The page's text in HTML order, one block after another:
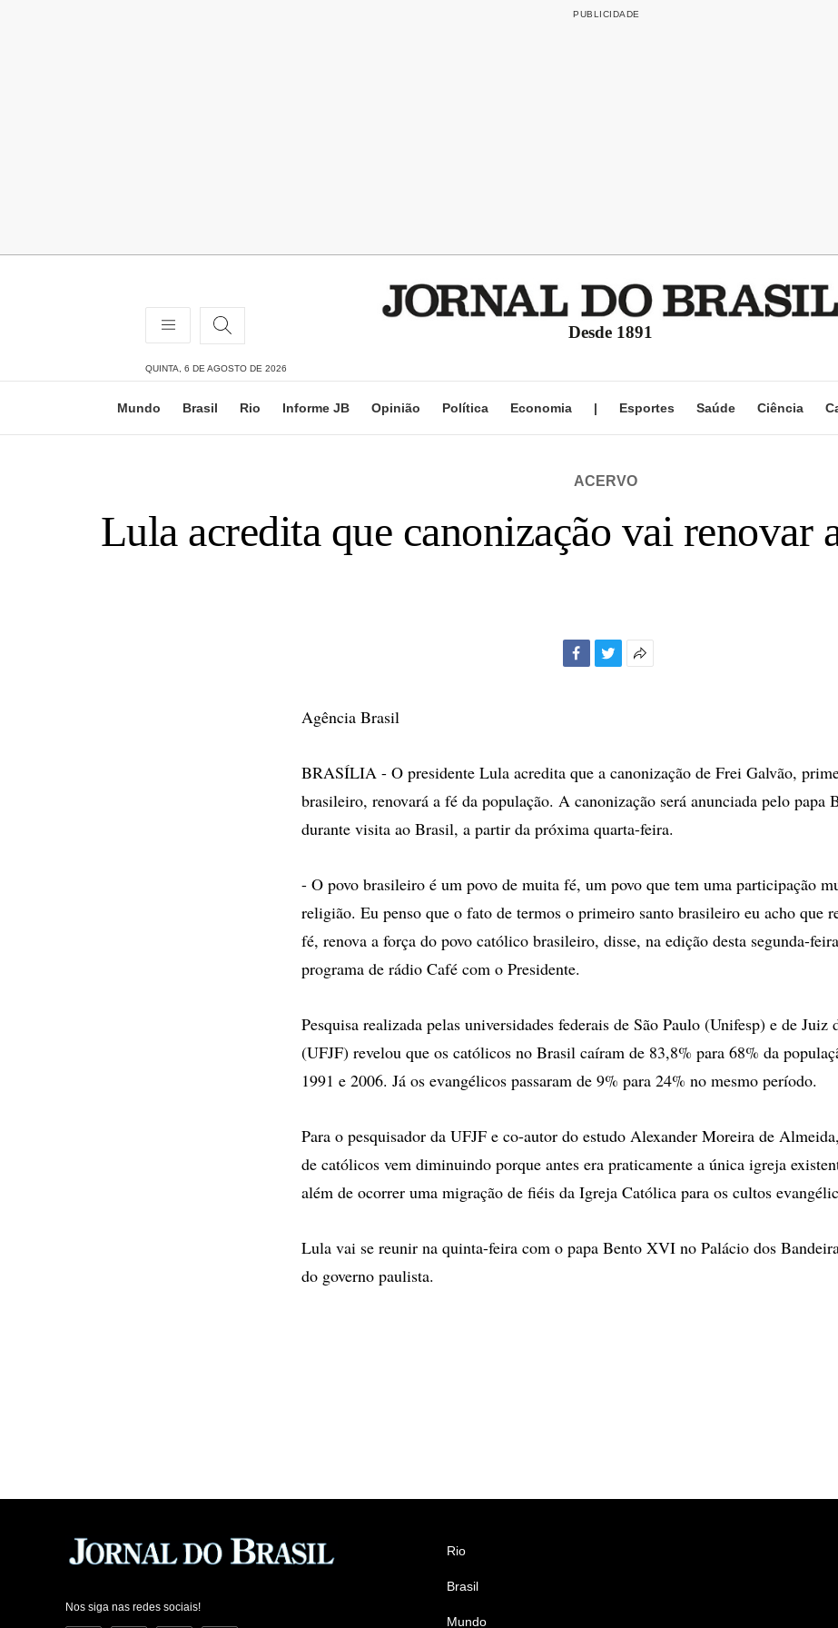
Desde 1891
QUINTA, 6 DE AGOSTO DE 2026
Mundo Brasil Rio Informe JB Opinião Política Economia | Esportes Saúde Ciência
ACERVO
Lula acredita que canonização vai renovar
Agência Brasil
BRASÍLIA - O presidente Lula acredita que a canonização de Frei Galvão,
brasileiro, renovará a fé da população. A canonização será anunciada pelo papa
durante visita ao Brasil, a partir da próxima quarta-feira.
- O povo brasileiro é um povo de muita fé, um povo que tem uma participação
religião. Eu penso que o fato de termos o primeiro santo brasileiro eu acho que
fé, renova a força do povo católico brasileiro, disse, na edição desta segunda-
programa de rádio Café com o Presidente.
Pesquisa realizada pelas universidades federais de São Paulo (Unifesp) e de Juiz
(UFJF) revelou que os católicos no Brasil caíram de 83,8% para 68% da
1991 e 2006. Já os evangélicos passaram de 9% para 24% no mesmo período.
Para o pesquisador da UFJF e co-autor do estudo Alexander Moreira de
de católicos vem diminuindo porque antes era praticamente a única igreja
além de ocorrer uma migração de fiéis da Igreja Católica para os cultos
Lula vai se reunir na quinta-feira com o papa Bento XVI no Palácio dos
do governo paulista.
Nos siga nas redes sociais!
Rio
Brasil
Mundo